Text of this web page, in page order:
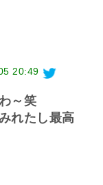
20:49
～笑
れたし最高